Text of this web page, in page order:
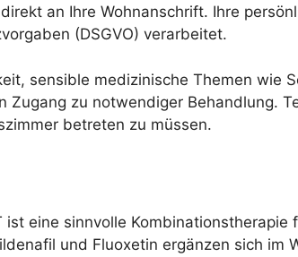
an Ihre Wohnanschrift. Ihre
(DSGVO) verarbeitet.
sensible medizinische Themen wie
Zugang zu notwendiger Behandlung.
betreten zu müssen.
ist eine sinnvolle
und Fluoxetin ergänzen sich im